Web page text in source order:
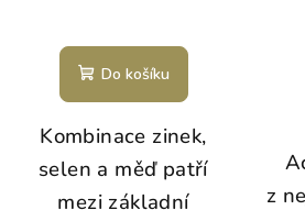
Do košíku
Kombinace zinek,
selen a měď patří
mezi základní
z